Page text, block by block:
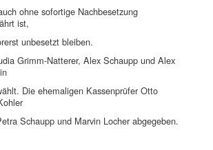
ohne sofortige Nachbesetzung
ist,
unbesetzt bleiben.
Grimm-Natterer, Alex Schaupp und Alex
Die ehemaligen Kassenprüfer Otto
Schaupp und Marvin Locher abgegeben.